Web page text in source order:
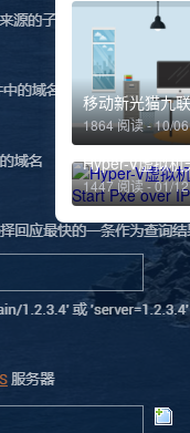
1864 阅读 - 10/06
1447 阅读 - 01/12